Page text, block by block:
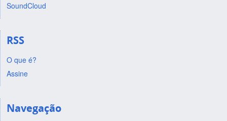
SoundCloud
RSS
O que é?
Assine
Navegação